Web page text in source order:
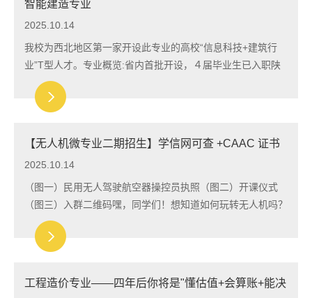
智能建造专业
2025.10.14
我校为西北地区第一家开设此专业的高校“信息科技+建筑行
业”T型人才。专业概览:省内首批开设，４届毕业生已入职陕
建、中铁等国央企，培养方案经就业验证,陕西省BIM发展先
进单位，连续多年承办省级智能建造技能竞...
【无人机微专业二期招生】学信网可查 +CAAC 证书
辅助 + 实战项目！ 解锁低空经济新技能！
2025.10.14
（图一）民用无人驾驶航空器操控员执照（图二）开课仪式
（图三）入群二维码嘿，同学们！想知道如何玩转无人机吗？
西安欧亚学院第二批无人机微专业来啦！这是学校首批3个认
证微专业之一，学信网可查，校内生免学费...
工程造价专业——四年后你将是"懂估值+会算账+能决